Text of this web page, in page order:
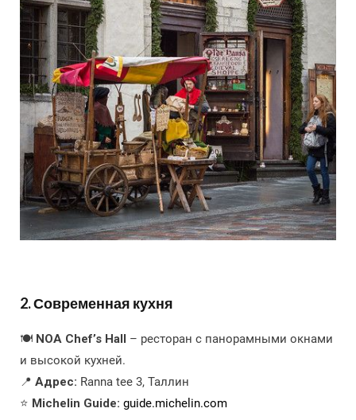
2. Современная кухня
🍽 NOA Chef’s Hall – ресторан с панорамными окнами
и высокой кухней.
📍 Адрес: Ranna tee 3, Таллин
⭐ Michelin Guide: guide.michelin.com